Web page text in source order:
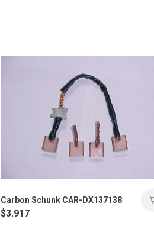
Carbon Schunk CAR-DX137138
$3.917